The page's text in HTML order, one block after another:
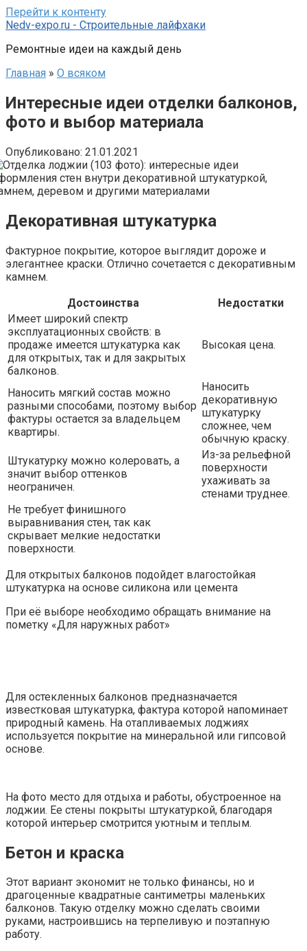
Перейти к контенту
Nedv-expo.ru - Строительные лайфхаки
Ремонтные идеи на каждый день
Главная » О всяком
Интересные идеи отделки балконов,
фото и выбор материала
Опубликовано: 21.01.2021
Декоративная штукатурка
Фактурное покрытие, которое выглядит дороже и
элегантнее краски. Отлично сочетается с декоративным
камнем.
Достоинства
Недостатки
Имеет широкий спектр
эксплуатационных свойств: в
продаже имеется штукатурка как
для открытых, так и для закрытых
балконов.
Высокая цена.
Наносить мягкий состав можно
разными способами, поэтому выбор
фактуры остается за владельцем
квартиры.
Наносить
декоративную
штукатурку
сложнее, чем
обычную краску.
Штукатурку можно колеровать, а
значит выбор оттенков
неограничен.
Из-за рельефной
поверхности
ухаживать за
стенами труднее.
Не требует финишного
выравнивания стен, так как
скрывает мелкие недостатки
поверхности.
Для открытых балконов подойдет влагостойкая
штукатурка на основе силикона или цемента
При её выборе необходимо обращать внимание на
пометку «Для наружных работ»
Для остекленных балконов предназначается
известковая штукатурка, фактура которой напоминает
природный камень. На отапливаемых лоджиях
используется покрытие на минеральной или гипсовой
основе.
На фото место для отдыха и работы, обустроенное на
лоджии. Ее стены покрыты штукатуркой, благодаря
которой интерьер смотрится уютным и теплым.
Бетон и краска
Этот вариант экономит не только финансы, но и
драгоценные квадратные сантиметры маленьких
балконов. Такую отделку можно сделать своими
руками, настроившись на терпеливую и поэтапную
работу.